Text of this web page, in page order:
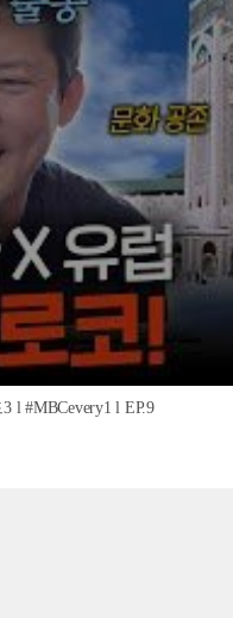
l #MBCevery1 l EP.9